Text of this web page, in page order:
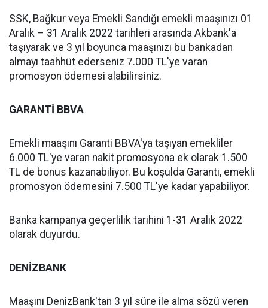
SSK, Bağkur veya Emekli Sandığı emekli maaşınızı 01
Aralık – 31 Aralık 2022 tarihleri arasında Akbank'a
taşıyarak ve 3 yıl boyunca maaşınızı bu bankadan
almayı taahhüt ederseniz 7.000 TL'ye varan
promosyon ödemesi alabilirsiniz.
GARANTİ BBVA
Emekli maaşını Garanti BBVA'ya taşıyan emekliler
6.000 TL'ye varan nakit promosyona ek olarak 1.500
TL de bonus kazanabiliyor. Bu koşulda Garanti, emekli
promosyon ödemesini 7.500 TL'ye kadar yapabiliyor.
Banka kampanya geçerlilik tarihini 1-31 Aralık 2022
olarak duyurdu.
DENİZBANK
Maaşını DenizBank'tan 3 yıl süre ile alma sözü veren